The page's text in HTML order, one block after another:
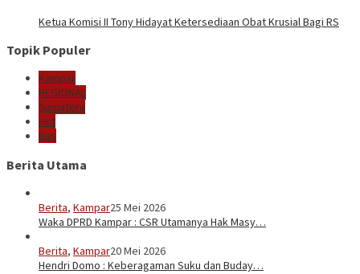
Ketua Komisi II Tony Hidayat Ketersediaan Obat Krusial Bagi RS
Topik Populer
Kampar
REGIONAL
Sumatera
Hot
Bus
Berita Utama
Berita, Kampar25 Mei 2026
Waka DPRD Kampar : CSR Utamanya Hak Masy…
Berita, Kampar20 Mei 2026
Hendri Domo : Keberagaman Suku dan Buday…